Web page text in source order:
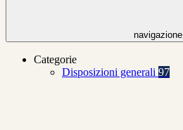
navigazione
Categorie
Disposizioni generali 97